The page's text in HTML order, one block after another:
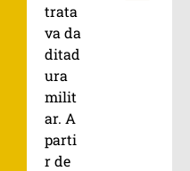
trata
va da
ditad
ura
milit
ar. A
parti
r de